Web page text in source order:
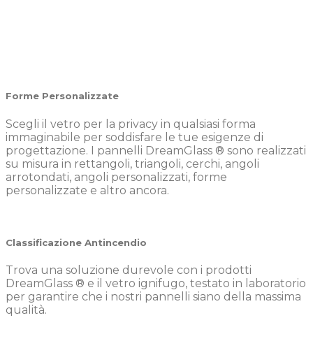
Forme Personalizzate
Scegli il vetro per la privacy in qualsiasi forma
immaginabile per soddisfare le tue esigenze di
progettazione. I pannelli DreamGlass ® sono realizzati
su misura in rettangoli, triangoli, cerchi, angoli
arrotondati, angoli personalizzati, forme
personalizzate e altro ancora.
Classificazione Antincendio
Trova una soluzione durevole con i prodotti
DreamGlass ® e il vetro ignifugo, testato in laboratorio
per garantire che i nostri pannelli siano della massima
qualità.